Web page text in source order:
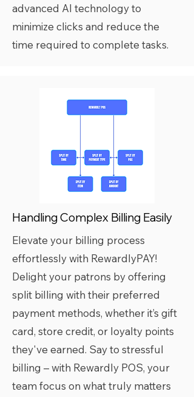
advanced AI technology to
minimize clicks and reduce the
time required to complete tasks.
Handling Complex Billing Easily
Elevate your billing process
effortlessly with RewardlyPAY!
Delight your patrons by offering
split billing with their preferred
payment methods, whether it’s gift
card, store credit, or loyalty points
they've earned. Say to stressful
billing – with Rewardly POS, your
team focus on what truly matters